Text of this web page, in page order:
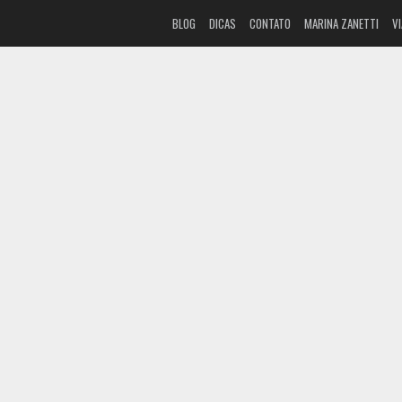
BLOG DICAS CONTATO MARINA ZANETTI